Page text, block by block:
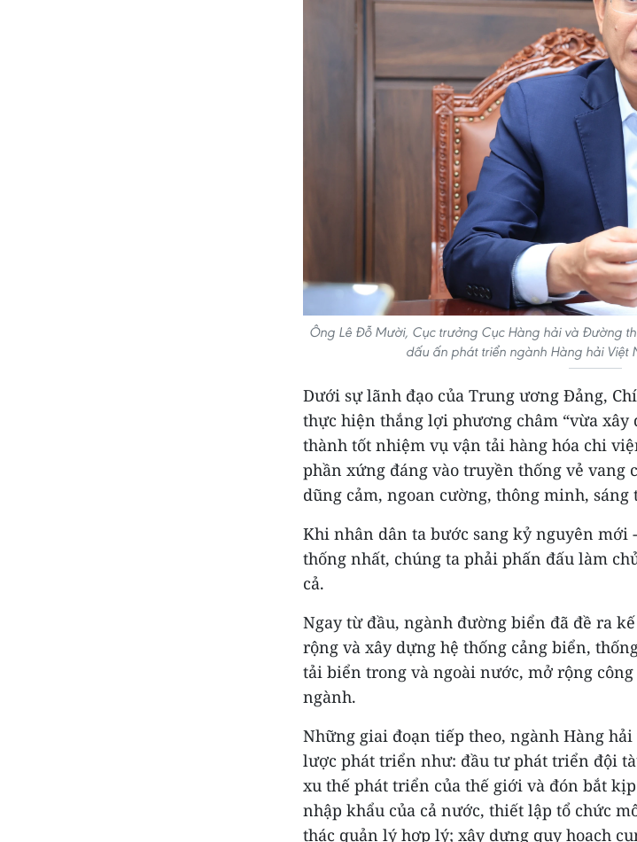
Ông Lê Đỗ Mười, Cục trưởng Cục Hàng hải và Đường
dấu ấn phát triển ngành Hàng hải Việt
Dưới sự lãnh đạo của Trung ương Đảng,
thực hiện thắng lợi phương châm “vừa xây
thành tốt nhiệm vụ vận tải hàng hóa chi
phần xứng đáng vào truyền thống vẻ vang
dũng cảm, ngoan cường, thông minh, sáng
Khi nhân dân ta bước sang kỷ nguyên mới
thống nhất, chúng ta phải phấn đấu làm
cả.
Ngay từ đầu, ngành đường biển đã đề ra
rộng và xây dựng hệ thống cảng biển,
tải biển trong và ngoài nước, mở rộng
ngành.
Những giai đoạn tiếp theo, ngành Hàng hải
lược phát triển như: đầu tư phát triển đội
xu thế phát triển của thế giới và đón bắt
nhập khẩu của cả nước, thiết lập tổ chức
thác quản lý hợp lý; xây dựng quy hoạch